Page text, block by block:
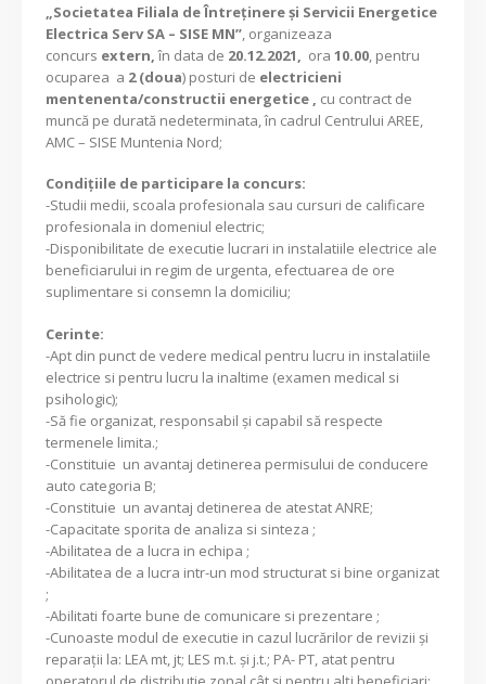
„Societatea Filiala de Întreţinere şi Servicii Energetice
Electrica Serv SA – SISE MN” , organizeaza
concurs extern, în data de 20.12.2021, ora10.00 , pentru
ocuparea a 2 (doua) posturi de electricieni
mentenenta/constructii energetice , cu contract de
muncă pe durată nedeterminata, în cadrul Centrului AREE,
AMC – SISE Muntenia Nord;
Condiţiile de participare la concurs:
-Studii medii, scoala profesionala sau cursuri de calificare
profesionala in domeniul electric;
-Disponibilitate de executie lucrari in instalatiile electrice ale
beneficiarului in regim de urgenta, efectuarea de ore
suplimentare si consemn la domiciliu;
Cerinte:
-Apt din punct de vedere medical pentru lucru in instalatiile
electrice si pentru lucru la inaltime (examen medical si
psihologic);
-Să fie organizat, responsabil şi capabil să respecte
termenele limita.;
-Constituie un avantaj detinerea permisului de conducere
auto categoria B;
-Constituie un avantaj detinerea de atestat ANRE;
-Capacitate sporita de analiza si sinteza ;
-Abilitatea de a lucra in echipa ;
-Abilitatea de a lucra intr-un mod structurat si bine organizat
;
-Abilitati foarte bune de comunicare si prezentare ;
-Cunoaste modul de executie in cazul lucrărilor de revizii şi
reparaţii la: LEA mt, jt; LES m.t. şi j.t.; PA- PT, atat pentru